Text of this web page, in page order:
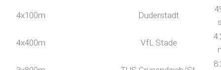
4x100m Duderstadt
4x400m VfL Stade